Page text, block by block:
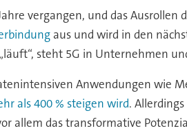
vergangen, und das Ausrollen
aus und wird in den
steht 5G in Unternehmen
Anwendungen wie
als 400 % steigen wird.
allem das transformative